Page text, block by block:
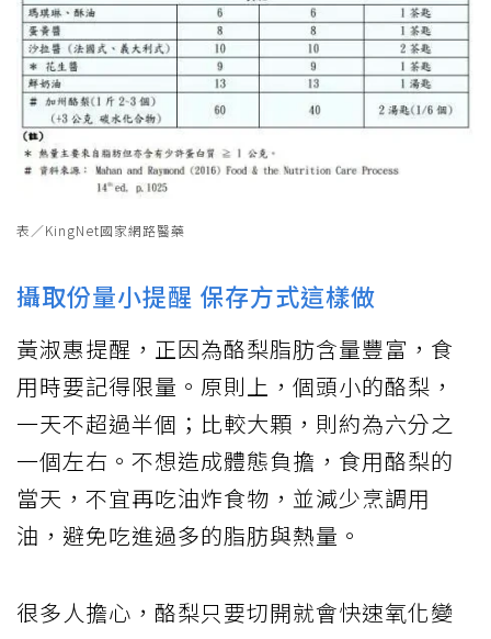
表／KingNet國家網路醫藥
攝取份量小提醒 保存方式這樣做
黃淑惠提醒，正因為酪梨脂肪含量豐富，食
用時要記得限量。原則上，個頭小的酪梨，
一天不超過半個；比較大顆，則約為六分之
一個左右。不想造成體態負擔，食用酪梨的
當天，不宜再吃油炸食物，並減少烹調用
油，避免吃進過多的脂肪與熱量。
很多人擔心，酪梨只要切開就會快速氧化變